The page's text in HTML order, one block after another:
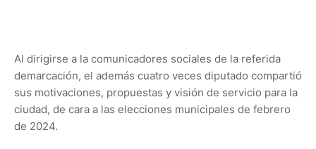
Al dirigirse a la comunicadores sociales de la referida
demarcación, el además cuatro veces diputado compartió
sus motivaciones, propuestas y visión de servicio para la
ciudad, de cara a las elecciones municipales de febrero
de 2024.